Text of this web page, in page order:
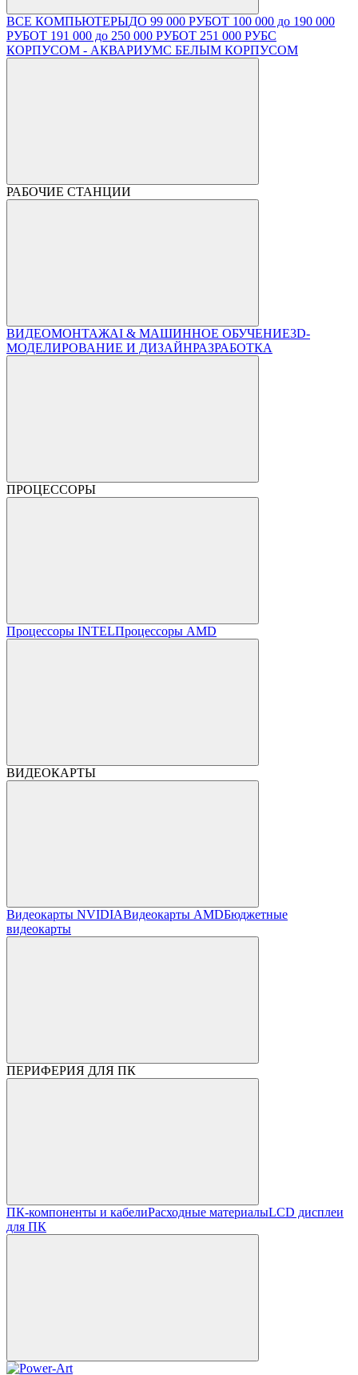
ВСЕ КОМПЬЮТЕРЫДО 99 000 РУБОТ 100 000 до 190 000
РУБОТ 191 000 до 250 000 РУБОТ 251 000 РУБС
КОРПУСОМ - АКВАРИУМС БЕЛЫМ КОРПУСОМ
РАБОЧИЕ СТАНЦИИ
ВИДЕОМОНТАЖAI & МАШИННОЕ ОБУЧЕНИЕ3D-
МОДЕЛИРОВАНИЕ И ДИЗАЙНРАЗРАБОТКА
ПРОЦЕССОРЫ
Процессоры INTELПроцессоры AMD
ВИДЕОКАРТЫ
Видеокарты NVIDIAВидеокарты AMDБюджетные
видеокарты
ПЕРИФЕРИЯ ДЛЯ ПК
ПК-компоненты и кабелиРасходные материалыLCD дисплеи
для ПК